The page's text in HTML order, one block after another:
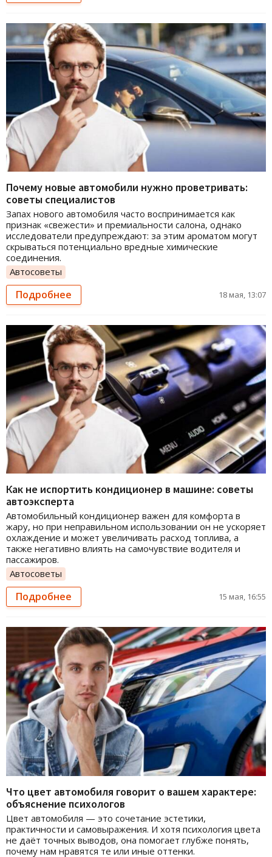
Почему новые автомобили нужно проветривать:
советы специалистов
Запах нового автомобиля часто воспринимается как
признак «свежести» и премиальности салона, однако
исследователи предупреждают: за этим ароматом могут
скрываться потенциально вредные химические
соединения.
Автосоветы
Подробнее 18 мая, 13:07
Как не испортить кондиционер в машине: советы
автоэксперта
Автомобильный кондиционер важен для комфорта в
жару, но при неправильном использовании он не ускоряет
охлаждение и может увеличивать расход топлива, а
также негативно влиять на самочувствие водителя и
пассажиров.
Автосоветы
Подробнее 15 мая, 16:55
Что цвет автомобиля говорит о вашем характере:
объяснение психологов
Цвет автомобиля — это сочетание эстетики,
практичности и самовыражения. И хотя психология цвета
не даёт точных выводов, она помогает глубже понять,
почему нам нравятся те или иные оттенки.